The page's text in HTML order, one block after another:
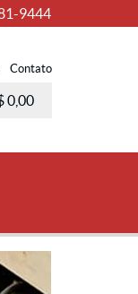
9444
Contato
0,00